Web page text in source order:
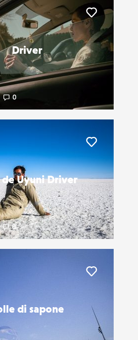
Driver
0
Liker
de Uyuni Driver
0
di sapone